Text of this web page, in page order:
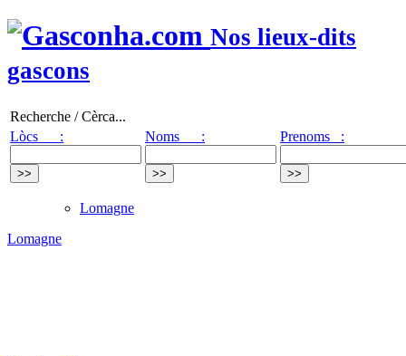
Nos lieux-dits
gascons
Recherche / Cèrca...
Lòcs :
Noms : Prenoms :
Lomagne
Lomagne